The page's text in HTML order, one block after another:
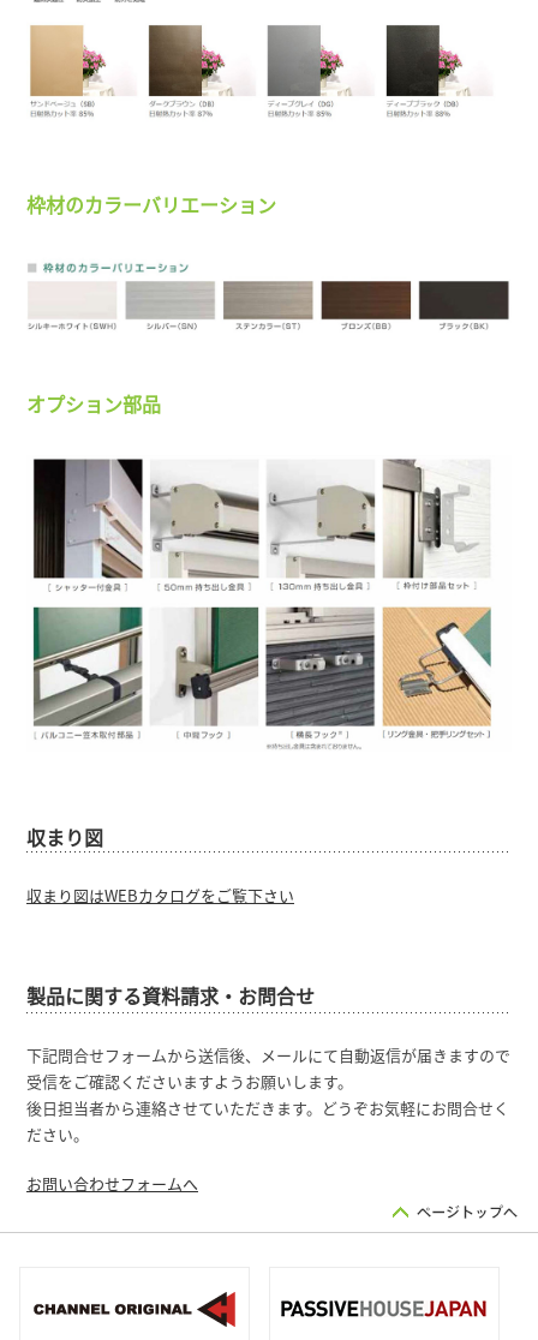
枠材のカラーバリエーション
オプション部品
収まり図
収まり図はWEBカタログをご覧下さい
製品に関する資料請求・お問合せ
下記問合せフォームから送信後、メールにて自動返信が届きますので
受信をご確認くださいますようお願いします。
後日担当者から連絡させていただきます。どうぞお気軽にお問合せく
ださい。
お問い合わせフォームへ